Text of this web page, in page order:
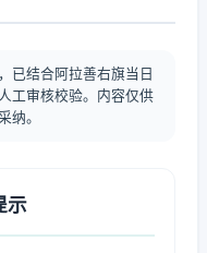
已结合阿拉善右旗当日
工审核校验。内容仅供
纳。
示